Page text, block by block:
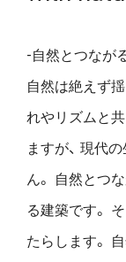
-自然とつなが
自然は絶えず揺
れやリズムと共
ますが、 現代の
ん。
自然とつ
る建築です。
たらします。